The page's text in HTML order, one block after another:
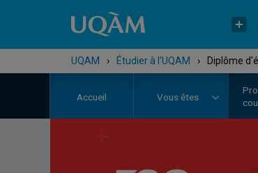
UQAM › Étudier à l'UQAM › Diplôme
Accueil Vous êtes